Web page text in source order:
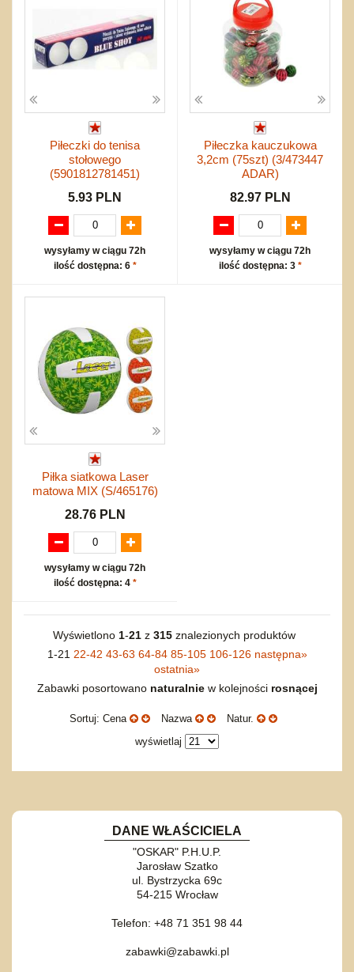
Piłeczki do tenisa
stołowego
(5901812781451)
5.93 PLN
wysyłamy w ciągu 72h
ilość dostępna: 6 *
Piłeczka kauczukowa
3,2cm (75szt) (3/473447
ADAR)
82.97 PLN
wysyłamy w ciągu 72h
ilość dostępna: 3 *
Piłka siatkowa Laser
matowa MIX (S/465176)
28.76 PLN
wysyłamy w ciągu 72h
ilość dostępna: 4 *
Wyświetlono 1-21z 315znalezionych produktów
1-21 22-42 43-63 64-84 85-105 106-126 następna»
ostatnia»
Zabawki posortowano naturalniew kolejności rosnącej
Sortuj: Cena Nazwa
Natur.
wyświetlaj
DANE WŁAŚCICIELA
"OSKAR" P.H.U.P.
Jarosław Szatko
ul. Bystrzycka 69c
54-215 Wrocław
Telefon: +48 71 351 98 44
zabawki@zabawki.pl